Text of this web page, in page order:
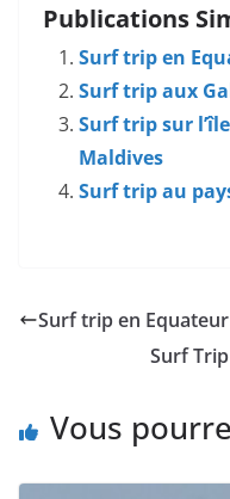
Publications
Surf trip en
Surf trip aux
Surf trip sur
Maldives
Surf trip au
Surf trip en
Surf
Vous